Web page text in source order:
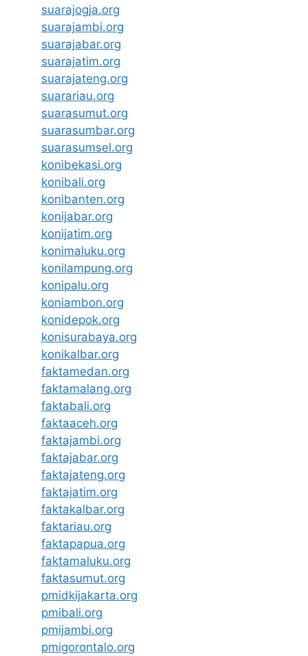
suarajogja.org
suarajambi.org
suarajabar.org
suarajatim.org
suarajateng.org
suarariau.org
suarasumut.org
suarasumbar.org
suarasumsel.org
konibekasi.org
konibali.org
konibanten.org
konijabar.org
konijatim.org
konimaluku.org
konilampung.org
konipalu.org
koniambon.org
konidepok.org
konisurabaya.org
konikalbar.org
faktamedan.org
faktamalang.org
faktabali.org
faktaaceh.org
faktajambi.org
faktajabar.org
faktajateng.org
faktajatim.org
faktakalbar.org
faktariau.org
faktapapua.org
faktamaluku.org
faktasumut.org
pmidkijakarta.org
pmibali.org
pmijambi.org
pmigorontalo.org